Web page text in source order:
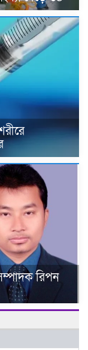
রিপন